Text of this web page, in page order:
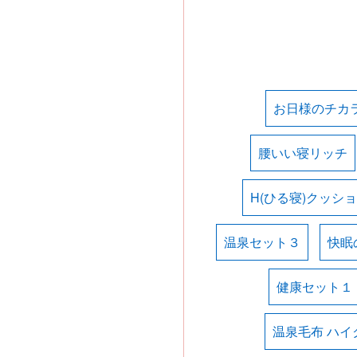
お日様のチカ
腰いい寝リッチ
H(ひる寝)クッシ
温泉セット３ 快眠
健康セット１
温泉毛布 ハイ